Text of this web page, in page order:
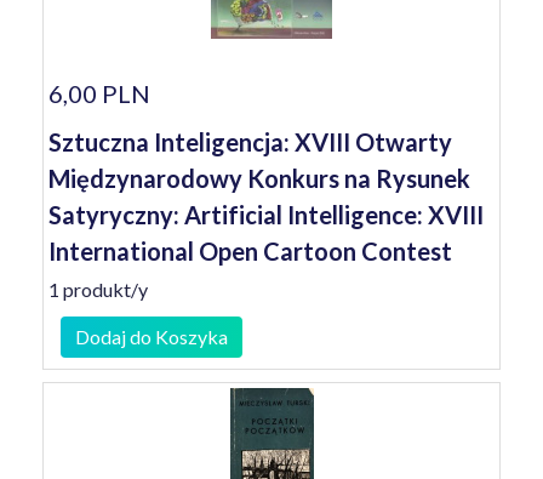
6,00 PLN
Sztuczna Inteligencja: XVIII Otwarty
Międzynarodowy Konkurs na Rysunek
Satyryczny: Artificial Intelligence: XVIII
International Open Cartoon Contest
1 produkt/y
Dodaj do Koszyka